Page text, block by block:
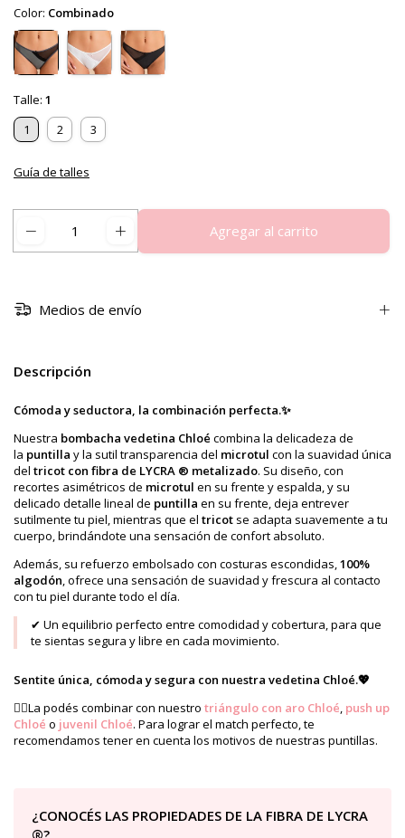
Color: Combinado
Talle: 1
1
2 3
Guía de talles
Medios de envío
Descripción
Cómoda y seductora, la combinación perfecta.✨
Nuestra bombacha vedetina Chloé combina la delicadeza de
la puntilla y la sutil transparencia del microtul con la suavidad única
del tricot con fibra de LYCRA ® metalizado. Su diseño, con
recortes asimétricos de microtul en su frente y espalda, y su
delicado detalle lineal de puntilla en su frente, deja entrever
sutilmente tu piel, mientras que el tricot se adapta suavemente a tu
cuerpo, brindándote una sensación de confort absoluto.
Además, su refuerzo embolsado con costuras escondidas,100%
algodón,ofrece una sensación de suavidad y frescura al contacto
con tu piel durante todo el día.
✔ Un equilibrio perfecto entre comodidad y cobertura, para que
te sientas segura y libre en cada movimiento.
Sentite única, cómoda y segura con nuestra vedetina Chloé.💖
👉🏻La podés combinar con nuestro triángulo con aro Chloé, push up
Chloé o juvenil Chloé. Para lograr el match perfecto, te
recomendamos tener en cuenta los motivos de nuestras puntillas.
¿CONOCÉS LAS PROPIEDADES DE LA FIBRA DE LYCRA